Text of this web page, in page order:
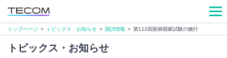
トップページ > トピックス・お知らせ > 国試情報 > 第112回医師国家試験の施行
トピックス・お知らせ